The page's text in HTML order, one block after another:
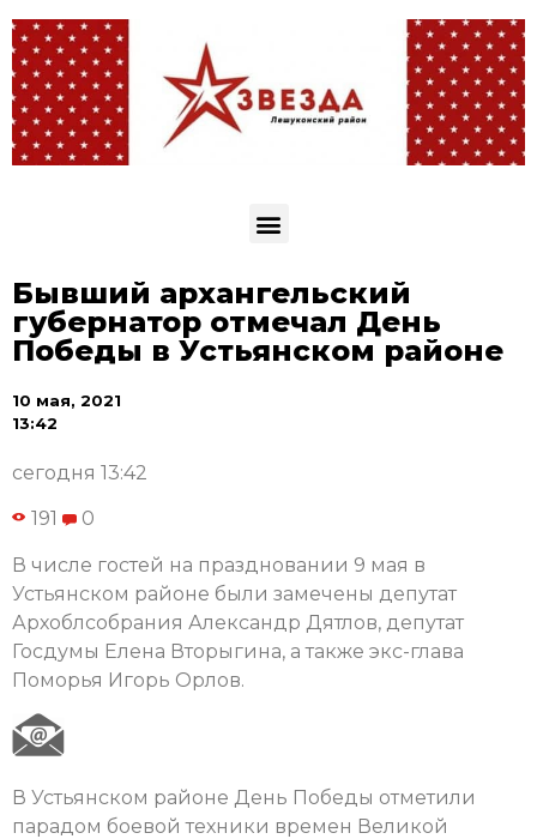
Бывший архангельский
губернатор отмечал День
Победы в Устьянском районе
10 мая, 2021
13:42
сегодня 13:42
191 0
В числе гостей на праздновании 9 мая в
Устьянском районе были замечены депутат
Архоблсобрания Александр Дятлов, депутат
Госдумы Елена Вторыгина, а также экс-глава
Поморья Игорь Орлов.
В Устьянском районе День Победы отметили
парадом боевой техники времен Великой